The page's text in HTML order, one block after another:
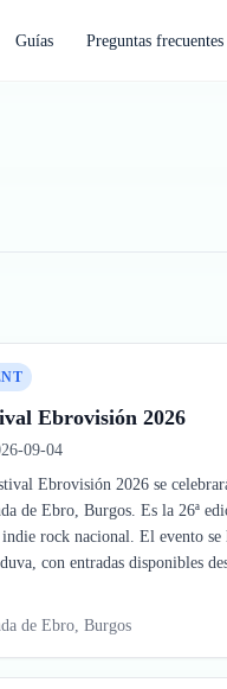
Guías Preguntas frecuentes
Ebrovisión 2026
09-04
Ebrovisión 2026 se
de Ebro, Burgos. Es la 26ª
indie rock nacional. El evento
con entradas disponibles
de Ebro, Burgos